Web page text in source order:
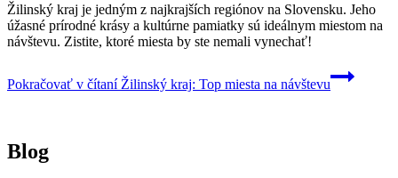
Žilinský kraj je jedným z najkrajších regiónov na Slovensku. Jeho
úžasné prírodné krásy a kultúrne pamiatky sú ideálnym miestom na
návštevu. Zistite, ktoré miesta by ste nemali vynechať!
Pokračovať v čítaníŽilinský kraj: Top miesta na návštevu
Blog